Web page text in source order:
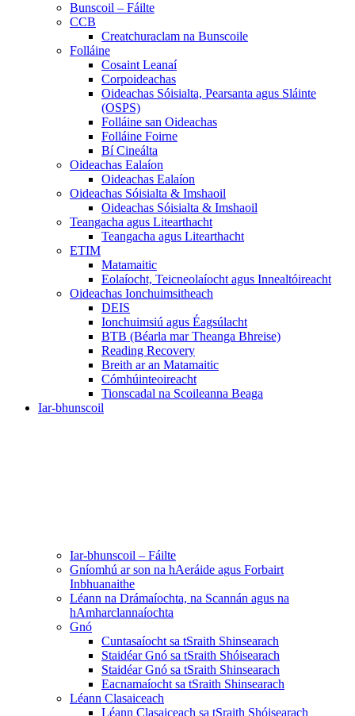
Bunscoil – Fáilte
CCB
Creatchuraclam na Bunscoile
Folláine
Cosaint Leanaí
Corpoideachas
Oideachas Sóisialta, Pearsanta agus Sláinte
(OSPS)
Folláine san Oideachas
Folláine Foirne
Bí Cineálta
Oideachas Ealaíon
Oideachas Ealaíon
Oideachas Sóisialta & Imshaoil
Oideachas Sóisialta & Imshaoil
Teangacha agus Litearthacht
Teangacha agus Litearthacht
ETIM
Matamaitic
Eolaíocht, Teicneolaíocht agus Innealtóireacht
Oideachas Ionchuimsitheach
DEIS
Ionchuimsiú agus Éagsúlacht
BTB (Béarla mar Theanga Bhreise)
Reading Recovery
Breith ar an Matamaitic
Cómhúinteoireacht
Tionscadal na Scoileanna Beaga
Iar-bhunscoil
Iar-bhunscoil – Fáilte
Gníomhú ar son na hAeráide agus Forbairt
Inbhuanaithe
Léann na Drámaíochta, na Scannán agus na
hAmharclannaíochta
Gnó
Cuntasaíocht sa tSraith Shinsearach
Staidéar Gnó sa tSraith Shóisearach
Staidéar Gnó sa tSraith Shinsearach
Eacnamaíocht sa tSraith Shinsearach
Léann Clasaiceach
Léann Clasaiceach sa tSraith Shóisearach